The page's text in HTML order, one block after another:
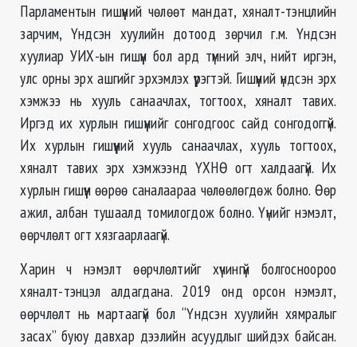
Парламентын гишүүний чөлөөт мандат, хяналт-тэнцлийн
зарчим, Үндсэн хуулийн дотоод зөрчил г.м. Үндсэн
хуулиар УИХ-ын гишүүн бол ард түмний элч, нийт иргэн,
улс орны эрх ашгийг эрхэмлэх үүрэгтэй. Гишүүний үндсэн эрх
хэмжээ нь хууль санаачлах, тогтоох, хяналт тавих.
Иргэд их хурлын гишүүнийг сонгодгоос сайд сонгодоггүй.
Их хурлын гишүүний хууль санаачлах, хууль тогтоох,
хяналт тавих эрх хэмжээнд ҮХНӨ огт халдаагүй. Их
хурлын гишүүн өөрөө саналаараа чөлөөлөгдөж болно. Өөр
ажил, албан тушаалд томилогдож болно. Үүнийг нэмэлт,
өөрчлөлт огт хязгаарлаагүй.
Харин ч нэмэлт өөрчлөлтийг хүчингүй болгосноороо
хяналт-тэнцэл алдагдана. 2019 онд орсон нэмэлт,
өөрчлөлт нь мартаагүй бол “Үндсэн хуулийн хямралыг
засах” буюу давхар дээлийн асуудлыг шийдэх байсан.